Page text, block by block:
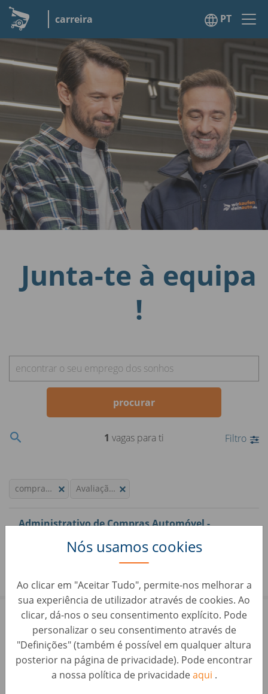
carreira PT
Nós usamos cookies
Ao clicar em "Aceitar Tudo", permite-nos melhorar a
sua experiência de utilizador através de cookies. Ao
clicar, dá-nos o seu consentimento explícito. Pode
personalizar o seu consentimento através de
"Definições" (também é possível em qualquer altura
posterior na página de privacidade). Pode encontrar
a nossa política de privacidadeaqui .
Junta-te à equipa
!
procurar
1 vagas para ti Filtro
compramososeucarro.pt Avaliação de Carros
Administrativo de Compras Automóvel -
Montijo (M/F/D)
Avaliação de Carros • Montijo, Portugal